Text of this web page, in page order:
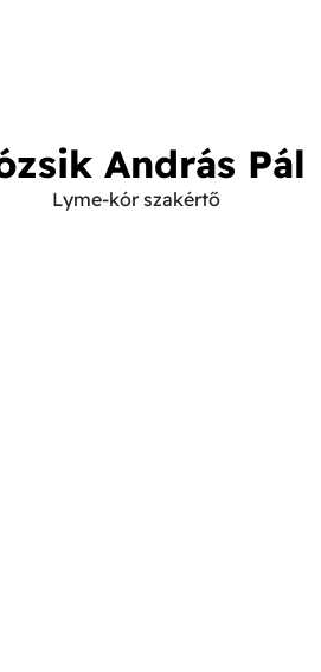
András Pál
Lyme-kór szakértő